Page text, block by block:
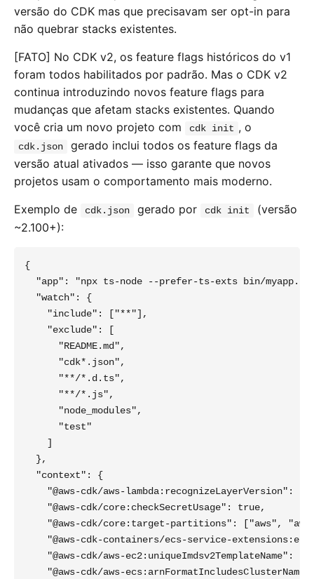
versão do CDK mas que precisavam ser opt-in para
não quebrar stacks existentes.
[FATO] No CDK v2, os feature flags históricos do v1
foram todos habilitados por padrão. Mas o CDK v2
continua introduzindo novos feature flags para
mudanças que afetam stacks existentes. Quando
você cria um novo projeto com
cdk init , o
cdk.json
gerado inclui todos os feature flags da
versão atual ativados — isso garante que novos
projetos usam o comportamento mais moderno.
Exemplo de
cdk.json gerado por cdk init
(versão
~2.100+):
{
"app": "npx ts-node --prefer-ts-exts bin/
  "watch": {
    "include": ["**"],
    "exclude": [
      "README.md",
      "cdk*.json",
      "**/*.d.ts",
      "**/*.js",
      "node_modules",
      "test"
    ]
  },
  "context": {
"@aws-cdk/aws-lambda:recognizeLayerVersion":
    "@aws-cdk/core:checkSecretUsage": true,
"@aws-cdk/core:target-partitions": ["aws",
"@aws-cdk-containers/ecs-service-
"@aws-cdk/aws-ec2:uniqueImdsv2TemplateName":
"@aws-cdk/aws-